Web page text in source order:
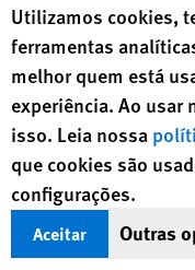
jurisdições
Garantir acesso
apátridas, bem
nascidos no
apátridas; e
Adotar medidas
discriminação e
Human Rights
Utilizamos cookies,
ferramentas
melhor quem está
experiência. Ao usar
isso. Leia nossa
que cookies são
configurações.
Aceitar Outras